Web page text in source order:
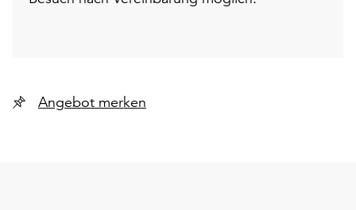
Angebot merken